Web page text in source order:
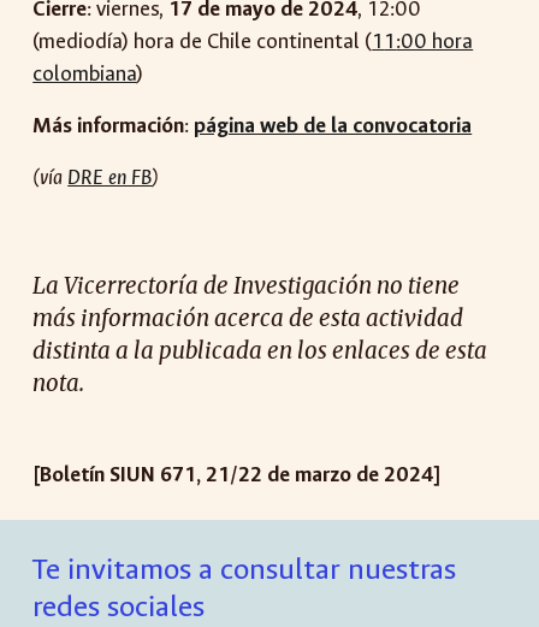
Cierre: viernes, 17 de mayo de 2024, 12:00
(mediodía) hora de Chile continental (1 1:00 hora
colombiana)
Más información: página web de la convocatoria
(vía DRE en FB)
La Vicerrectoría de Investigación no tiene
más información acerca de esta actividad
distinta a la publicada en los enlaces de esta
nota.
[Boletín SIUN 671, 21/22 de marzo de 2024]
Te invitamos a consultar nuestras
redes sociales